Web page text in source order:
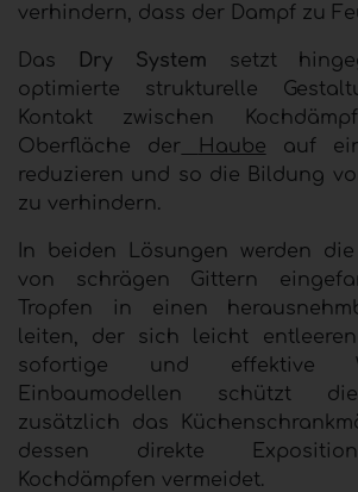
verhindern, dass der Dampf zu
Das Dry System setzt
optimierte strukturelle
Kontakt zwischen
Oberfläche der
Haube auf
reduzieren und so die Bildung
zu verhindern.
In beiden Lösungen werden
von schrägen Gittern
Tropfen in einen
leiten, der sich leicht
sofortige und effektive
Einbaumodellen schützt
zusätzlich das
dessen direkte
Kochdämpfen vermeidet.